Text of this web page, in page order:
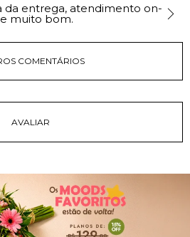
da entrega, atendimento on-
muito bom.
COMENTÁRIOS